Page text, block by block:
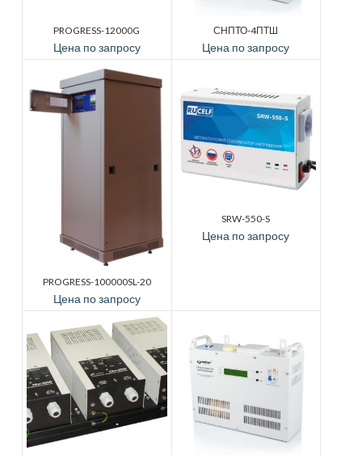
PROGRESS-12000G
Цена по запросу
СНПТО-4ПТШ
Цена по запросу
PROGRESS-100000SL-20
Цена по запросу
SRW-550-S
Цена по запросу